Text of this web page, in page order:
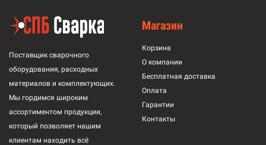
Поставщик сварочного
оборудования, расходных
материалов и комплектующих.
Мы гордимся широким
ассортиментом продукции,
который позволяет нашим
клиентам находить всё
Магазин
Корзина
О компании
Бесплатная доставка
Оплата
Гарантии
Контакты